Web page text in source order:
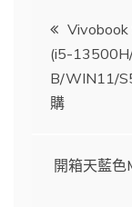
文
章
導
覽
(i5-
B/WIN11/
購
開箱天藍